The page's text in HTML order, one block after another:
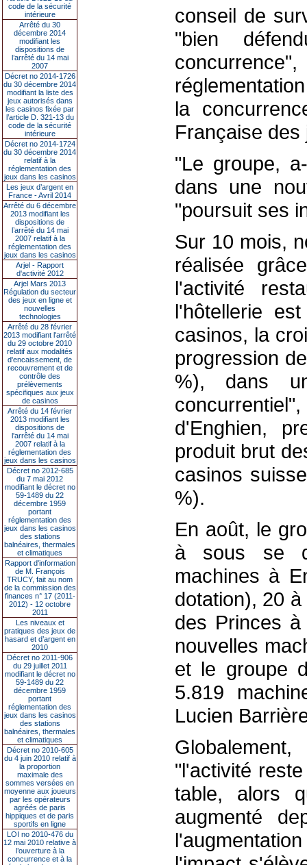
code de la sécurité
intérieure
Arrêté du 30
décembre 2014
modifiant les
dispositions de
l’arrêté du 14 mai
2007
Décret no 2014-1726
du 30 décembre 2014
modifiant la liste des
jeux autorisés dans
les casinos fixée par
l’article D. 321-13 du
code de la sécurité
intérieure
Décret no 2014-1724
du 30 décembre 2014
relatif à la
réglementation des
jeux dans les casinos
Les jeux d’argent en
France - Avril 2014
Arrêté du 6 décembre
2013 modifiant les
dispositions de
l’arrêté du 14 mai
2007 relatif à la
réglementation des
jeux dans les casinos
Arjel - Rapport
d'activité 2012
Arjel Mars 2013
Régulation du secteur
des jeux en ligne et
nouvelles
technologies
Arrêté du 28 février
2013 modifiant l'arrêté
du 29 octobre 2010
relatif aux modalités
d'encaissement, de
recouvrement et de
contrôle des
prélèvements
spécifiques aux jeux
de casinos
Arrêté du 14 février
2013 modifiant les
dispositions de
l'arrêté du 14 mai
2007 relatif à la
réglementation des
jeux dans les casinos
Décret no 2012-685
du 7 mai 2012
modifiant le décret no
59-1489 du 22
décembre 1959
portant
réglementation des
jeux dans les casinos
des stations
balnéaires, thermales
et climatiques
Rapport d'information
de M. François
TRUCY, fait au nom
de la commission des
finances n° 17 (2011-
2012) - 12 octobre
2011
Les niveaux et
pratiques des jeux de
hasard et d’argent en
2010
Décret no 2011-906
du 29 juillet 2011
modifiant le décret no
59-1489 du 22
décembre 1959
portant
réglementation des
jeux dans les casinos
des stations
balnéaires, thermales
et climatiques
Décret no 2010-605
du 4 juin 2010 relatif à
la proportion
maximale des
sommes versées en
moyenne aux joueurs
par les opérateurs
agréés de paris
hippiques et de paris
sportifs en ligne
LOI no 2010-476 du
12 mai 2010 relative à
l’ouverture à la
concurrence et à la
conseil de
"bien
la
Française des
"Le groupe,
dans une
"poursuit ses
Sur 10 mois,
réalisée
l'activité
l'hôtellerie
casinos, la
progression
%), dans
d'Enghien,
produit brut
casinos
%).
En août, le
à sous se
machines à
dotation), 20
des Princes
nouvelles
et le groupe
5.819
Lucien
"l'activité
table, alors
augmenté